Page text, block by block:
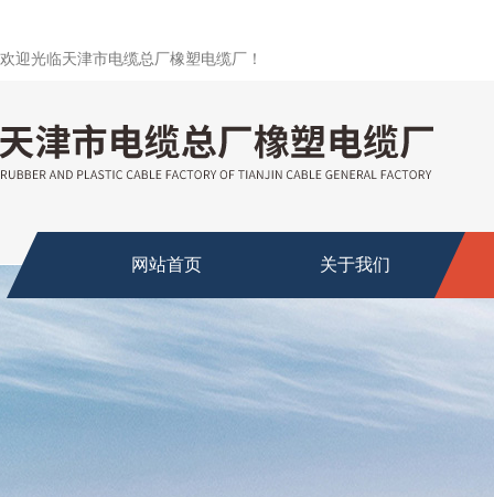
欢迎光临天津市电缆总厂橡塑电缆厂！
网站首页 关于我们